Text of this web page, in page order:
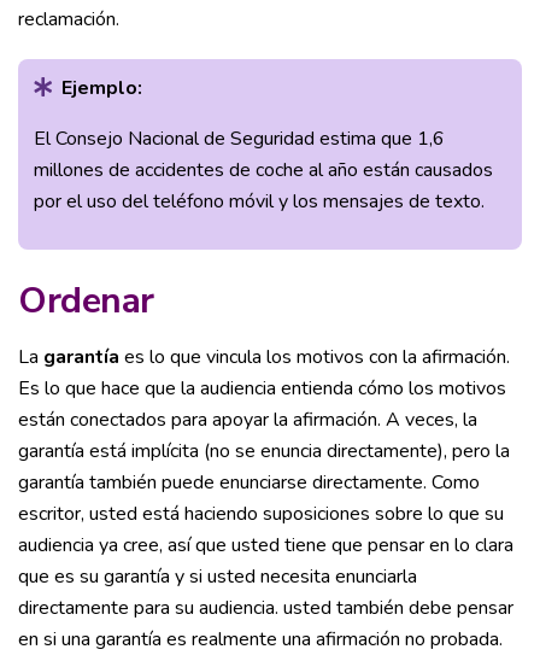
reclamación.
Ejemplo:
El Consejo Nacional de Seguridad estima que 1,6
millones de accidentes de coche al año están causados
por el uso del teléfono móvil y los mensajes de texto.
Ordenar
La garantía es lo que vincula los motivos con la afirmación.
Es lo que hace que la audiencia entienda cómo los motivos
están conectados para apoyar la afirmación. A veces, la
garantía está implícita (no se enuncia directamente), pero la
garantía también puede enunciarse directamente. Como
escritor, usted está haciendo suposiciones sobre lo que su
audiencia ya cree, así que usted tiene que pensar en lo clara
que es su garantía y si usted necesita enunciarla
directamente para su audiencia. usted también debe pensar
en si una garantía es realmente una afirmación no probada.